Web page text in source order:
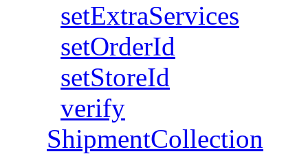
setExtraServices
setOrderId
setStoreId
verify
ShipmentCollection